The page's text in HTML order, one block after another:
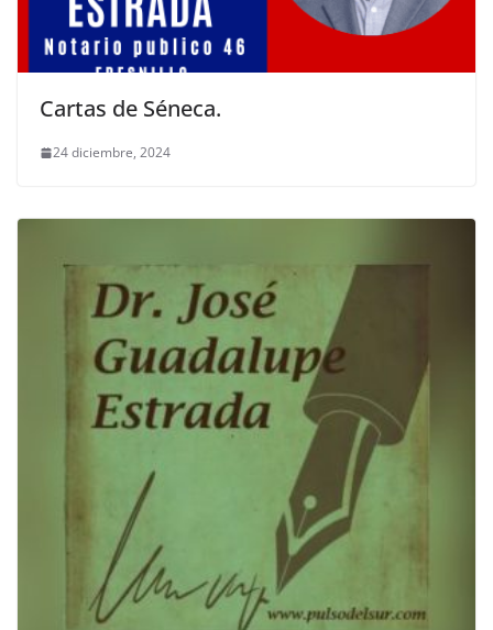
Cartas de Séneca.
24 diciembre, 2024